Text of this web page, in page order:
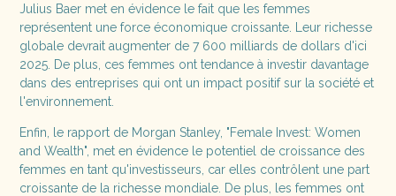
Julius Baer met en évidence le fait que les femmes
représentent une force économique croissante. Leur richesse
globale devrait augmenter de 7 600 milliards de dollars d'ici
2025. De plus, ces femmes ont tendance à investir davantage
dans des entreprises qui ont un impact positif sur la société et
l'environnement.
Enfin, le rapport de Morgan Stanley, "Female Invest: Women
and Wealth", met en évidence le potentiel de croissance des
femmes en tant qu'investisseurs, car elles contrôlent une part
croissante de la richesse mondiale. De plus, les femmes ont